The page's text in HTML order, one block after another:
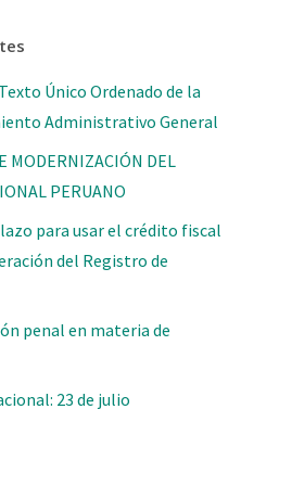
Único Ordenado de la
Administrativo General
MODERNIZACIÓN DEL
PERUANO
para usar el crédito fiscal
del Registro de
penal en materia de
23 de julio